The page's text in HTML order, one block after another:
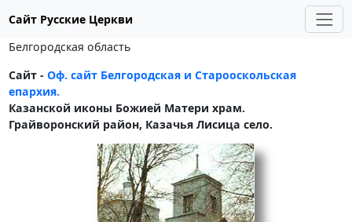
Сайт Русские Церкви
Белгородская область
Сайт - Оф. сайт Белгородская и Старооскольская
епархия.
Казанской иконы Божией Матери храм.
Грайворонский район, Казачья Лисица село.